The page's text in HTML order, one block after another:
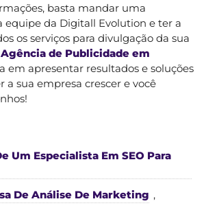
basta mandar uma
equipe da Digitall Evolution e ter a
os serviços para divulgação da sua
de Publicidade em
em apresentar resultados e soluções
a sua empresa crescer e você
Um Especialista Em SEO Para
De Análise De Marketing ,